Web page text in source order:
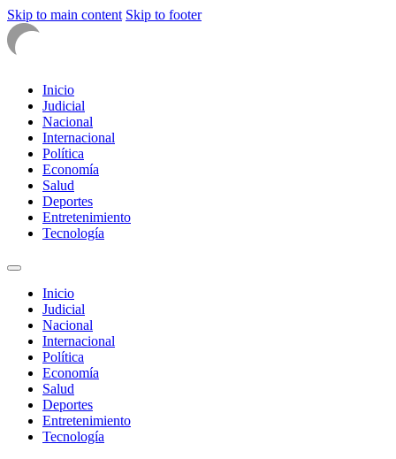
Skip to main content Skip to footer
Inicio
Judicial
Nacional
Internacional
Política
Economía
Salud
Deportes
Entretenimiento
Tecnología
Inicio
Judicial
Nacional
Internacional
Política
Economía
Salud
Deportes
Entretenimiento
Tecnología